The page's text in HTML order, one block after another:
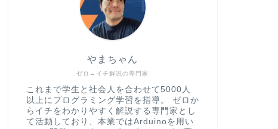
ゼロ→イチ解説の専門家
やまちゃん
これまで学生と社会人を合わせて5000人
以上にプログラミング学習を指導。 ゼロか
らイチをわかりやすく解説する専門家とし
て活動しており、本業ではArduinoを用い